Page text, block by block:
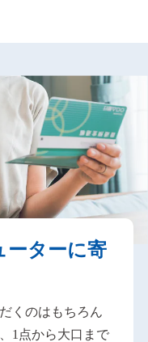
ーターに寄
くのはもちろん
1点から大口まで